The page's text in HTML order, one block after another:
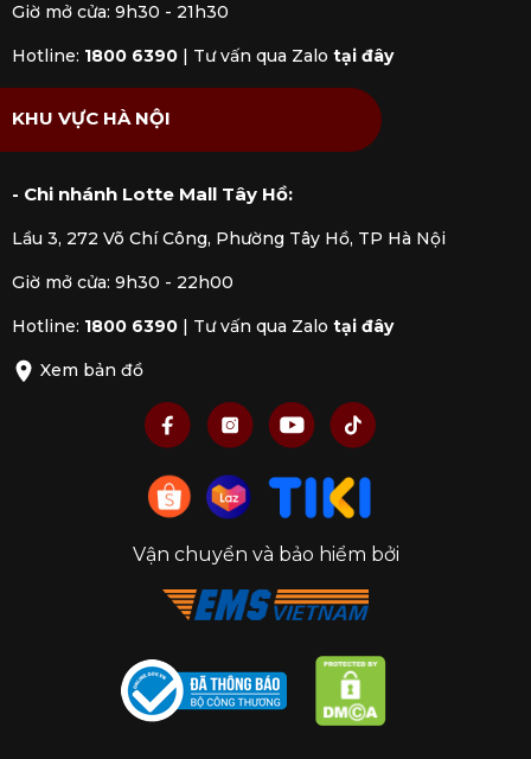
Giờ mở cửa: 9h30 - 21h30
Hotline: 1800 6390 | Tư vấn qua Zalo tại đây
KHU VỰC HÀ NỘI
- Chi nhánh Lotte Mall Tây Hồ:
Lầu 3, 272 Võ Chí Công, Phường Tây Hồ, TP Hà Nội
Giờ mở cửa: 9h30 - 22h00
Hotline: 1800 6390 | Tư vấn qua Zalo tại đây
Xem bản đồ
Vận chuyển và bảo hiểm bởi